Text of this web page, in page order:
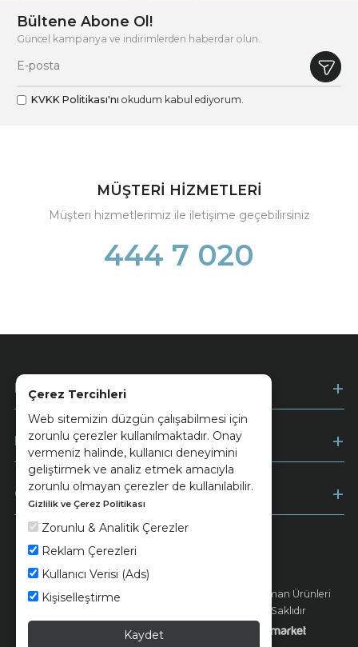
Çerez Tercihleri
Web sitemizin düzgün çalışabilmesi için
zorunlu çerezler kullanılmaktadır. Onay
vermeniz halinde, kullanıcı deneyimini
geliştirmek ve analiz etmek amacıyla
zorunlu olmayan çerezler de kullanılabilir.
Gizlilik ve Çerez Politikası
Zorunlu & Analitik Çerezler
Reklam Çerezleri
Kullanıcı Verisi (Ads)
Kişiselleştirme
Kaydet
Bültene Abone Ol!
Güncel kampanya ve indirimlerden haberdar olun.
KVKK Politikası'nı okudum kabul ediyorum.
MÜŞTERİ HİZMETLERİ
Müşteri hizmetlerimiz ile iletişime geçebilirsiniz
444 7 020
Kurumsal
Müşteri Hizmetleri
Ödeme
Keramika Kvkk ve Çerez Politikası
© 2026 Ünsa Madencilik Turizm Enerji Seramik Orman Ürünleri
Elektrik Üretim San. ve Tic. A.Ş. - Tüm Hakları Saklıdır